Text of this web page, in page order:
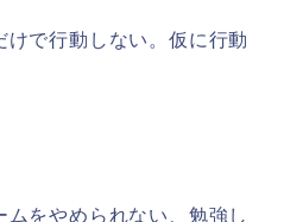
で行動しない。仮に行動
をやめられない、勉強し